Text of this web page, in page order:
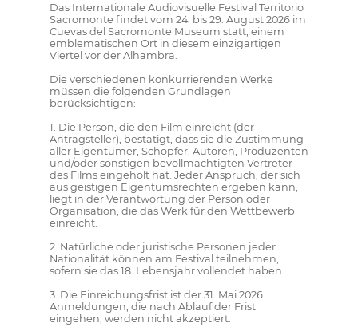
Das Internationale Audiovisuelle Festival Territorio
Sacromonte findet vom 24. bis 29. August 2026 im
Cuevas del Sacromonte Museum statt, einem
emblematischen Ort in diesem einzigartigen
Viertel vor der Alhambra.
Die verschiedenen konkurrierenden Werke
müssen die folgenden Grundlagen
berücksichtigen:
1. Die Person, die den Film einreicht (der
Antragsteller), bestätigt, dass sie die Zustimmung
aller Eigentümer, Schöpfer, Autoren, Produzenten
und/oder sonstigen bevollmächtigten Vertreter
des Films eingeholt hat. Jeder Anspruch, der sich
aus geistigen Eigentumsrechten ergeben kann,
liegt in der Verantwortung der Person oder
Organisation, die das Werk für den Wettbewerb
einreicht.
2. Natürliche oder juristische Personen jeder
Nationalität können am Festival teilnehmen,
sofern sie das 18. Lebensjahr vollendet haben.
3. Die Einreichungsfrist ist der 31. Mai 2026.
Anmeldungen, die nach Ablauf der Frist
eingehen, werden nicht akzeptiert.